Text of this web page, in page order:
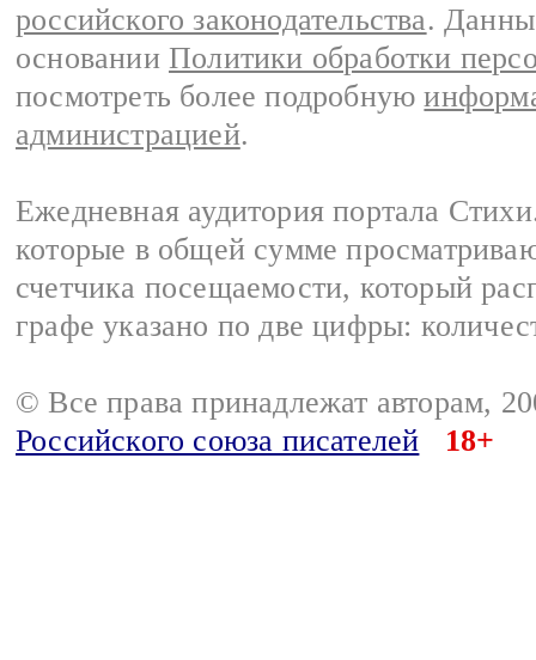
российского законодательства.
основании Политики обработки
посмотреть более подробную
администрацией.
Ежедневная аудитория портала
которые в общей сумме
счетчика посещаемости, который
графе указано по две цифры:
© Все права принадлежат авторам,
Российского союза писателей
18+